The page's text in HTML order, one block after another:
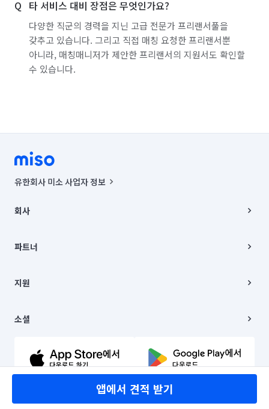
타 서비스 대비 장점은 무엇인가요?
다양한 직군의 경력을 지닌 고급 전문가 프리랜서풀을
갖추고 있습니다. 그리고 직접 매칭 요청한 프리랜서뿐
아니라, 매칭매니저가 제안한 프리랜서의 지원서도 확인할
수 있습니다.
앱에서 견적 받기
유한회사 미소 사업자 정보
00019 |
주소 | 본사: 서울특별시 종로구 율곡로 6(중학동, 트윈트리빌딩) B동 5층
컨택센터 : 서울특별시 종로구 수송동 율곡로 24, 7층, 8층 미소
상품, 상품정보, 거래에 관한 의무와 책임은 거래당사자에게 있습니다.
언론 보도 관련 문의:
© 유한회사 미소. Miso, Inc. All Rights Reserved.
회사
채용
파트너
이사
지원
이용약관
문의하기
소셜
유튜브